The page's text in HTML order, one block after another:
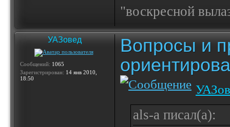
"воскресной
УАЗовед
Сообщений: 1065
Зарегистрирован: 14 янв 2010,
18:50
Вопросы и
als-a писал(а):